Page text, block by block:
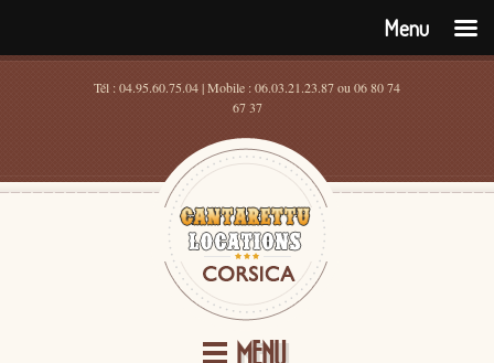
Tél : 04.95.60.75.04 | Mobile : 06.03.21.23.87 ou 06 80 74
67 37
MENU
Menu